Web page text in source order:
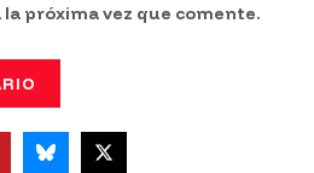
próxima vez que comente.